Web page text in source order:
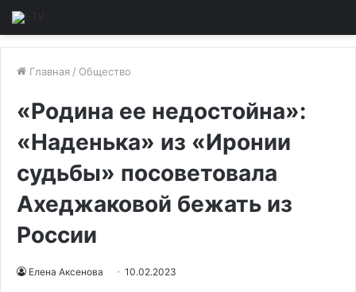
Главная / Общество
«Родина ее недостойна»:
«Наденька» из «Иронии
судьбы» посоветовала
Ахеджаковой бежать из
России
Елена Аксенова 10.02.2023